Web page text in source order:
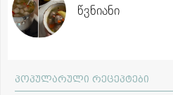
წვნიანი
პოპულარული რეცეპტები